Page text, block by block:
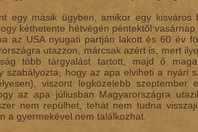
egy másik ügyben, amikor egy
kéthetente hétvégén péntektől
az USA nyugati partján lakott és 60 év
utazzon, márcsak azért is, mert
több tárgyalást tartott, majd ő
szabályozta, hogy az apa elviheti a nyári
viszont legközelebb
az apa júliusban Magyarországra
nem repülhet, tehát nem tudna
a gyermekével nem találkozhat.